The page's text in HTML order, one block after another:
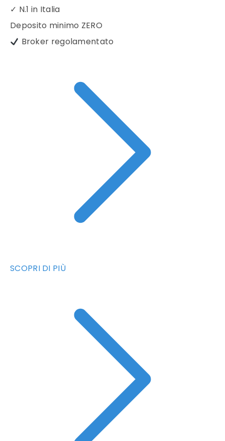
✓ N.1 in Italia
Deposito minimo ZERO
Broker regolamentato
SCOPRI DI PIÙ